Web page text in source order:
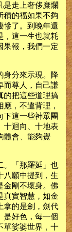
是走上奢侈糜爛
積的福如果不夠
慘了。到晚年還
，這一生也就耗
果報，我們一定
身分來示現。降
而尊人，自己謙
的把這些道理搞
，不違背理，
下這一些神眾團
十迴向、十地表
體會、能夠覺
。「那羅延」也
八願中提到，生
金剛不壞身。佛
真實智慧，如金
拿的是劍，劍代
是好色，每一個
單娑婆世界，十